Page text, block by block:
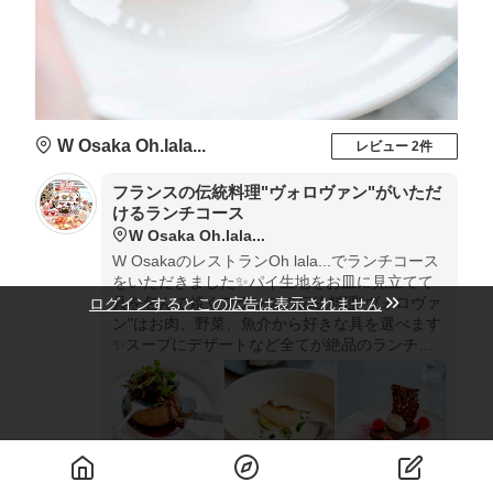
W Osaka Oh.lala... レビュー 2件
フランスの伝統料理"ヴォロヴァン"がいただ
けるランチコース
W Osaka Oh.lala...
W OsakaのレストランOh lala...でランチコース
をいただきました✨パイ生地をお皿に見立てて
具を包んで焼くフランスの伝統料理"ヴォロヴァ
ン"はお肉、野菜、魚介から好きな具を選べます
✨スープにデザートなど全てが絶品のランチ、
雰囲気も最高でオススメです💕
ログインするとこの広告は表示されません